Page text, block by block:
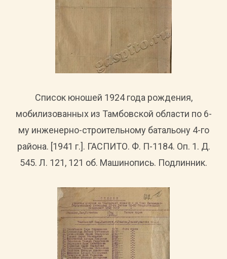
Список юношей 1924 года рождения,
мобилизованных из Тамбовской области по 6-
му инженерно-строительному батальону 4-го
района. [1941 г.]. ГАСПИТО. Ф. П-1184. Оп. 1. Д.
545. Л. 121, 121 об. Машинопись. Подлинник.